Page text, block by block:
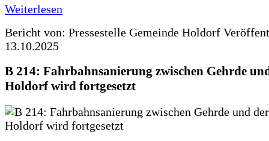
Weiterlesen
Bericht von: Pressestelle Gemeinde Holdorf
13.10.2025
B 214: Fahrbahnsanierung zwischen Gehrde
Holdorf wird fortgesetzt